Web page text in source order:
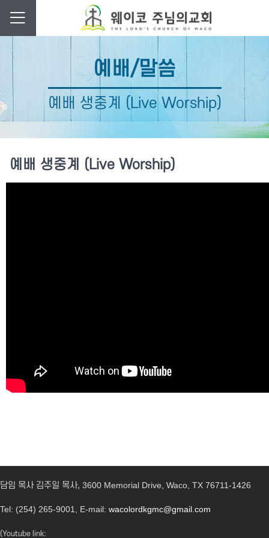
예배/말씀
예배 생중계 (Live Worship)
예배 생중계 (Live Worship)
담임 목사 김주일 목사, 3600 Memorial Drive, Waco, TX 76711-1426
Tel: (254) 265-9001, E-mail: wacolordkgmc@gmail.com
(Youtube link: